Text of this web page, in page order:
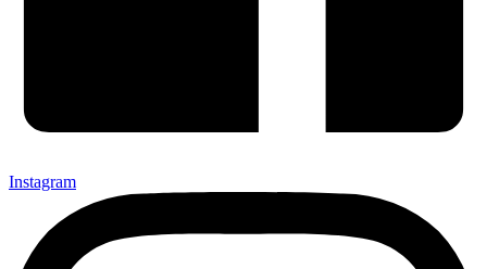
Instagram